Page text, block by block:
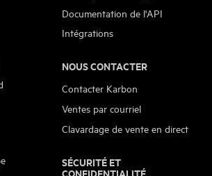
Documentation de l'API
Intégrations
NOUS CONTACTER
Contacter Karbon
Ventes par courriel
Clavardage de vente en direct
SÉCURITÉ ET
CONFIDENTIALITÉ